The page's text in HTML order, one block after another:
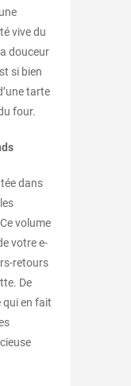
vive du
douceur
si bien
tarte
four.
dans
volume
votre e-
retours
De
qui en fait